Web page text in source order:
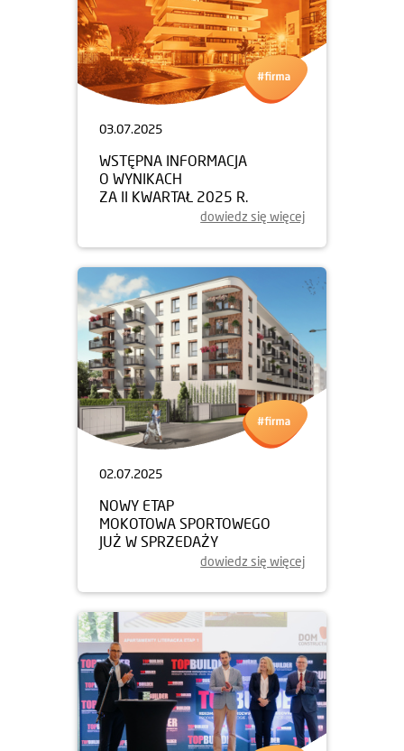
03.07.2025
WSTĘPNA INFORMACJA
O WYNIKACH
ZA II KWARTAŁ 2025 R.
dowiedz się więcej
02.07.2025
NOWY ETAP
MOKOTOWA SPORTOWEGO
JUŻ W SPRZEDAŻY
dowiedz się więcej